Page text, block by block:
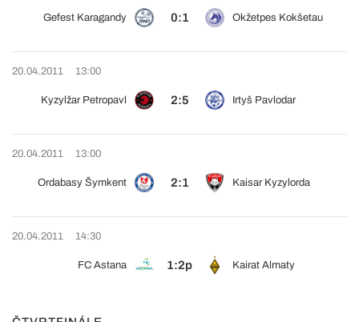
Gefest Karagandy 0:1 Okžetpes Kokšetau
20.04.2011 13:00
Kyzylžar Petropavl 2:5 Irtyš Pavlodar
20.04.2011 13:00
Ordabasy Šymkent 2:1 Kaisar Kyzylorda
20.04.2011 14:30
FC Astana 1:2p Kairat Almaty